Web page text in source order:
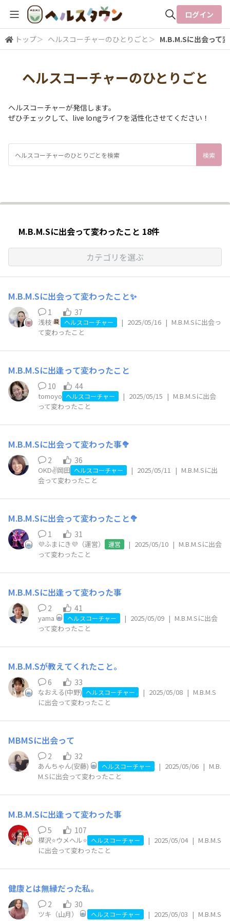
全体検索
検索
ログイン
トップ＞ ヘルスコーチャーのひとりごと ＞ M.B.M.Sに出会って
ヘルスコーチャーのひとりごと
ヘルスコーチャーが発信します。
ぜひチェックして、live longライフを活性化させてください！
M.B.M.Sに出会って変わったこと 18件
カテゴリを選ぶ
M.B.М.Sに出会って変わったこと✨️
1 37
浅枝 ヘルスコーチャー | 2025/05/16 | M.B.M.Sに出会っ
て変わったこと
M.B.M.Sに出逢って変わったこと
10 44
tomoyo ヘルスコーチャー | 2025/05/15 | M.B.M.Sに出会
って変わったこと
M.B.M.Sに出会って変わった事🥦
2 36
OKD✌️岡田 ヘルスコーチャー | 2025/05/11 | M.B.M.Sに出
会って変わったこと
M.B.M.Sに出会って変わったこと🥦
1 31
💜ふまにき💜（運営） 運営 | 2025/05/10 | M.B.M.Sに出会
って変わったこと
M.B.M.Sに出逢って変わった事
2 41
yama ヘルスコーチャー | 2025/05/09 | M.B.M.Sに出会
って変わったこと
M.B.M.Sが教えてくれたこと。
6 33
なおえる(中野) ヘルスコーチャー | 2025/05/08 | M.B.M.S
に出会って変わったこと
MBMSに出会って
2 32
あんちゃん(安藤) ヘルスコーチャー | 2025/05/06 | M.B.
M.Sに出会って変わったこと
M.B.M.Sに出逢って変わった事
5 107
楳沢⭐️ウメヘル⭐️ ヘルスコーチャー | 2025/05/04 | M.B.M.S
に出会って変わったこと
健康とは無縁だった私。
2 30
ツキ（山月） ヘルスコーチャー | 2025/05/03 | M.B.M.S